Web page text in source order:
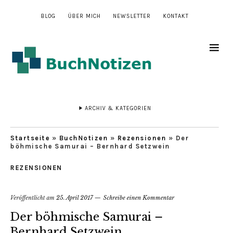
BLOG ÜBER MICH NEWSLETTER KONTAKT
ARCHIV & KATEGORIEN
Startseite » BuchNotizen » Rezensionen » Der
böhmische Samurai – Bernhard Setzwein
REZENSIONEN
Veröffentlicht am 25. April 2017 Schreibe einen Kommentar
Der böhmische Samurai –